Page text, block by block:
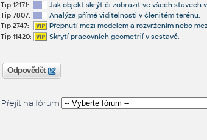
Tip 12171:
Jak objekt skrýt či zobrazit ve všech stavech
Tip 7807:
Analýza přímé viditelnosti v členitém terénu.
Tip 2747:
Přepnutí mezi modelem a rozvržením nebo
Tip 11420:
Skrytí pracovních geometrií v sestavě.
Odpovědět
Přejít na fórum